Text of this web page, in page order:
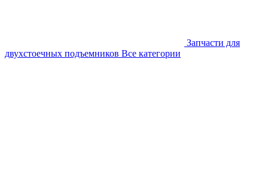
Запчасти для
двухстоечных подъемников Все категории